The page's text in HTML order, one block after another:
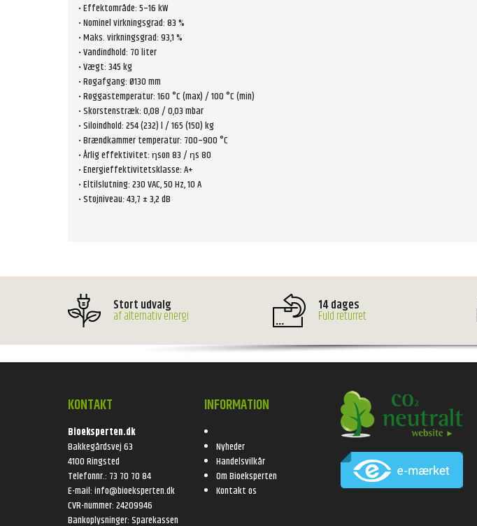
• Effektområde: 5–16 kW
• Nominel virkningsgrad: 83 %
• Maks. virkningsgrad: 93,1 %
• Vandindhold: 70 liter
• Vægt: 345 kg
• Røgafgang: Ø130 mm
• Røggastemperatur: 160 °C (max) / 100 °C (min)
• Skorstenstræk: 0,08 / 0,03 mbar
• Siloindhold: 254 (232) l / 165 (150) kg
• Brændkammer temperatur: 700–900 °C
• Årlig effektivitet: ηson 83 / ηs 80
• Energieffektivitetsklasse: A+
• Eltilslutning: 230 VAC, 50 Hz, 10 A
• Støjniveau: 43,7 ± 3,2 dB
Stort udvalg
af alternativ energi
14 dages
Fuld returret
KONTAKT
Bioeksperten.dk
Bakkegårdsvej 63
4100 Ringsted
Telefonnr.: 73 70 70 84
E-mail:info@bioeksperten.dk
CVR-nummer:24209946
Bankoplysninger:Sparekassen
INFORMATION
Nyheder
Handelsvilkår
Om Bioeksperten
Kontakt os